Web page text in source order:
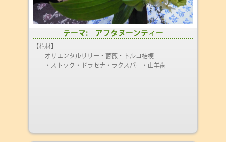
テーマ: アフタヌーンティー
【花材】
オリエンタルリリー・薔薇・トルコ桔梗
・ストック・ドラセナ・ラクスパー・山羊歯